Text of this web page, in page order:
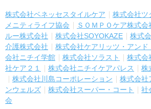
株式会社ベネッセスタイルケア 株式会社ツ
メニティライフ協会
ＳＯＭＰＯケア株式会
ルー株式会社
株式会社SOYOKAZE 株式
介護株式会社
株式会社ケアリッツ・アンド
会社ニチイ学館
株式会社ソラスト 株式会
社ケア２１
株式会社ニチイケアパレス
株
株式会社川島コーポレーション
株式会社
ンウェルズ
株式会社スーパー・コート
社
会